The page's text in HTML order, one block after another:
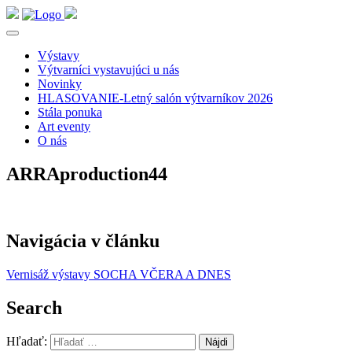
Výstavy
Výtvarníci vystavujúci u nás
Novinky
HLASOVANIE-Letný salón výtvarníkov 2026
Stála ponuka
Art eventy
O nás
ARRAproduction44
Navigácia v článku
Vernisáž výstavy SOCHA VČERA A DNES
Search
Hľadať: